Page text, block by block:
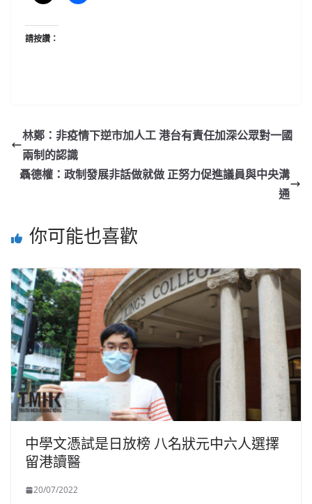
請按讚：
林鄭：非疫情下逆市加人工 港台有責任加深公眾對一國
兩制的認識
聶德權：政制發展非話做就做 正努力促進議員與中央溝
通
你可能也喜歡
中學文憑試是日放榜 八名狀元中六人選擇
留港讀醫
20/07/2022